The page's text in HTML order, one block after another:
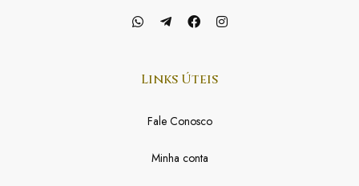
Links Úteis
Fale Conosco
Minha conta